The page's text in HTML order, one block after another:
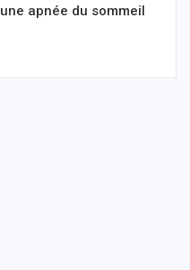
une apnée du sommeil